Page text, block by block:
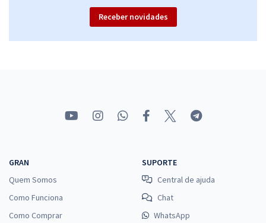
Receber novidades
GRAN
Quem Somos
Como Funciona
Como Comprar
SUPORTE
Central de ajuda
Chat
WhatsApp